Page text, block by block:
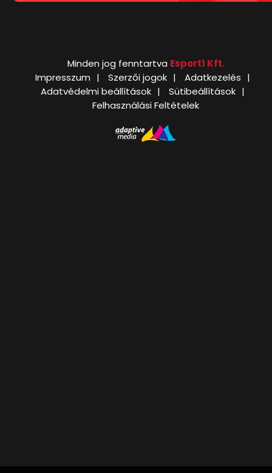
Minden jog fenntartva Esport1 Kft.
Impresszum
Szerzői jogok
Adatkezelés
Adatvédelmi beállítások
Sütibeállítások
Felhasználási Feltételek